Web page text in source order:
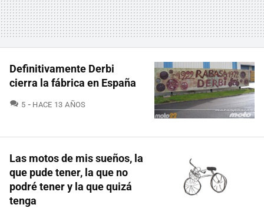
Definitivamente Derbi
cierra la fábrica en España
5 COMENTARIOS
HACE 13 AÑOS
Las motos de mis sueños, la
que pude tener, la que no
podré tener y la que quizá
tenga